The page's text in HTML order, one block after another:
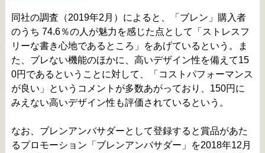
同社の調査（2019年2月）によると、「ブレン」購入者
のうち 74.6％の人が魅力を感じた点として「ストレスフ
リーな書き心地であるところ」をあげているという。ま
た、ブレない機能のほかに、高いデザイン性を備えて15
0円であるということに対して、「コストパフォーマンス
が良い」というコメントが多数あがっており、150円に
みえない高いデザイン性も評価されているという。
なお、ブレンアンバサダーとして登録すると賞品があた
るプロモーション「ブレンアンバサダー」を2018年12月